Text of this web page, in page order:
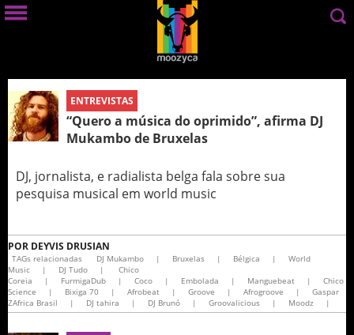
ENTREVISTAS
“Quero a música do oprimido”, afirma DJ
Mukambo de Bruxelas
DJ, jornalista, e radialista belga fala sobre sua
pesquisa musical em world music
POR DEYVIS DRUSIAN
TAGs relacionadas DJ Mukambo | Bruxelas | Bélgica |
World
Music
| DJ Tudo |
Chico
Coreia
| FurmigaDub | Coco | Embolada | Manguebeat |
Chico
Science
| Bixiga 70 | Afrobeat | Groove | Afrogroove |
Gaspar
ZAfrica Brasil
| DJ tahira | DJ Brunó | Groovalicious | Moodz |